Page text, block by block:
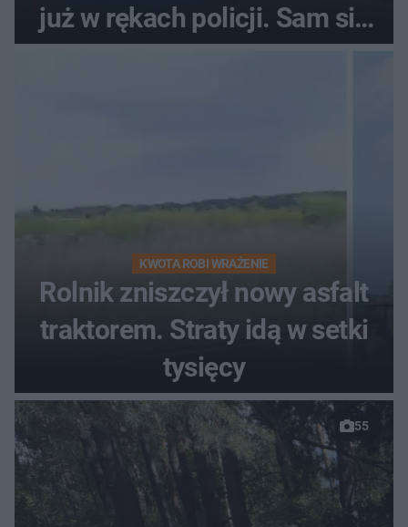
już w rękach policji. Sam się
KWOTA ROBI WRAŻENIE
Rolnik zniszczył nowy asfalt
traktorem. Straty idą w setki
tysięcy
55